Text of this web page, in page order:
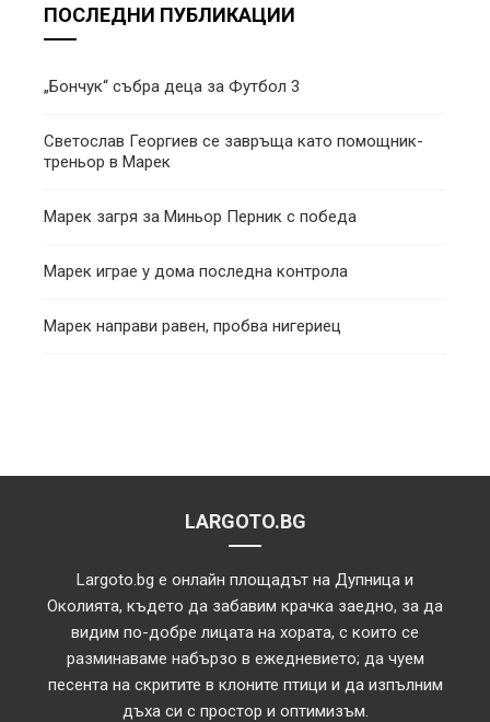
ПОСЛЕДНИ ПУБЛИКАЦИИ
„Бончук“ събра деца за Футбол 3
Светослав Георгиев се завръща като помощник-
треньор в Марек
Марек загря за Миньор Перник с победа
Марек играе у дома последна контрола
Марек направи равен, пробва нигериец
LARGOTO.BG
Largoto.bg е онлайн площадът на Дупница и
Околията, където да забавим крачка заедно, за да
видим по-добре лицата на хората, с които се
разминаваме набързо в ежедневието; да чуем
песента на скритите в клоните птици и да изпълним
дъха си с простор и оптимизъм.